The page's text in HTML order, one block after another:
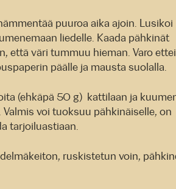
puuroa aika ajoin. Lusikoi
liedelle. Kaada pähkinät
että väri tummuu hieman. Varo
päälle ja mausta suolalla.
(ehkäpä 50 g) kattilaan ja
voi tuoksuu pähkinäiselle, on
tarjoiluastiaan.
ruskistetun voin,